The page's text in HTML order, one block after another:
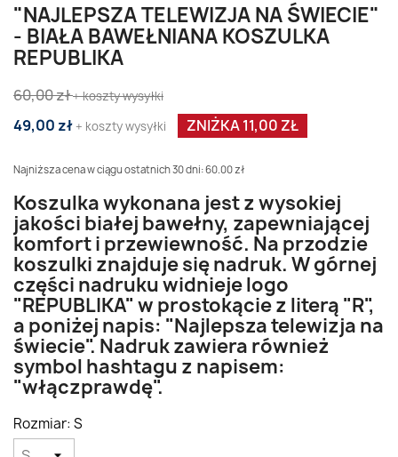
"NAJLEPSZA TELEWIZJA NA ŚWIECIE"
- BIAŁA BAWEŁNIANA KOSZULKA
REPUBLIKA
60,00 zł+ koszty wysyłki
49,00 zł + koszty wysyłki ZNIŻKA 11,00 ZŁ
Najniższa cena w ciągu ostatnich 30 dni: 60.00 zł
Koszulka wykonana jest z wysokiej
jakości białej bawełny, zapewniającej
komfort i przewiewność. Na przodzie
koszulki znajduje się nadruk. W górnej
części nadruku widnieje logo
"REPUBLIKA" w prostokącie z literą "R",
a poniżej napis: "Najlepsza telewizja na
świecie". Nadruk zawiera również
symbol hashtagu z napisem:
"włączprawdę".
Rozmiar: S